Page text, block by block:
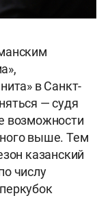
в Санкт-
— судя
возможности
выше. Тем
казанский
числу